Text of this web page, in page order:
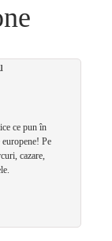
ce pun în
Pe
cazare,